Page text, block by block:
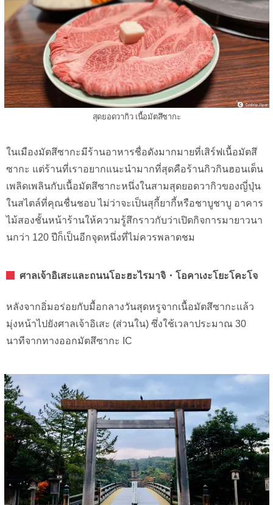
สุดยอดวากิว เนื้อมัตสึซากะ
ในเมืองมัตสึซากะมีร้านอาหารชื่อดังมากมายที่เสิร์ฟเนื้อมัตสึ
ซากะ แต่ร้านที่เราอยากแนะนำมากที่สุดคือร้านกิวกินฮอนเต็น
เพลิดเพลินกับเนื้อมัตสึซากะหนึ่งในสามสุดยอดวากิวของญี่ปุ่น
ในสไตล์ที่คุณชื่นชอบ ไม่ว่าจะเป็นสุกี้ยากี้หรือชาบูชาบู อาคาร
ไม้สองชั้นหน้าร้านให้ความรู้สึกราวกับว่าเปิดกิจการมายาวนา
นกว่า 120 ปีก็เป็นอีกจุดหนึ่งที่ไม่ควรพลาดชม
ศาลเจ้าอิเสะและถนนโอะฮะไรมาจิ・โอคาเงะโยะโคะโจ
หลังจากอิ่มอร่อยกับมื้อกลางวันสุดหรูจากเนื้อมัตสึซากะแล้ว
มุ่งหน้าไปยังศาลเจ้าอิเสะ (ส่วนใน) ซึ่งใช้เวลาประมาณ 30
นาทีจากทางออกมัตสึซากะ IC